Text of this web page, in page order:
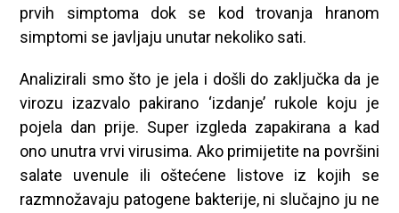
prvih simptoma dok se kod trovanja hranom
simptomi se javljaju unutar nekoliko sati.
Analizirali smo što je jela i došli do zaključka da je
virozu izazvalo pakirano ‘izdanje’ rukole koju je
pojela dan prije. Super izgleda zapakirana a kad
ono unutra vrvi virusima. Ako primijetite na površini
salate uvenule ili oštećene listove iz kojih se
razmnožavaju patogene bakterije, ni slučajno ju ne